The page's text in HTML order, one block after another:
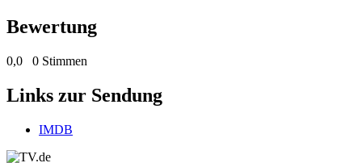
Bewertung
0,0 0 Stimmen
Links zur Sendung
IMDB